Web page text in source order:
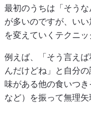
最初のうちは「そう
が多いのですが、い
を変えていくテクニッ
例えば、「そう言え
んだけどね」と自分
味がある他の食いつ
など）を振って無理矢